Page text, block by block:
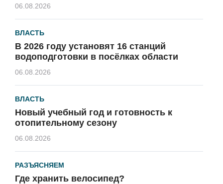
06.08.2026
ВЛАСТЬ
В 2026 году установят 16 станций
водоподготовки в посёлках области
06.08.2026
ВЛАСТЬ
Новый учебный год и готовность к
отопительному сезону
06.08.2026
РАЗЪЯСНЯЕМ
Где хранить велосипед?